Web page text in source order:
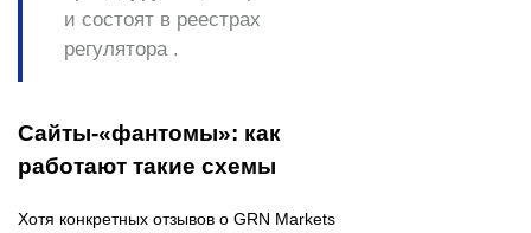
и состоят в реестрах
регулятора .
Сайты-«фантомы»: как
работают такие схемы
Хотя конкретных отзывов о GRN Markets